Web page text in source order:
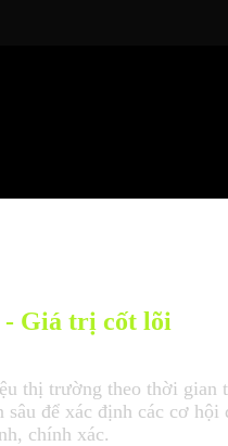
Giá trị cốt lõi
thị trường theo thời gian
để xác định các cơ hội
chính xác.